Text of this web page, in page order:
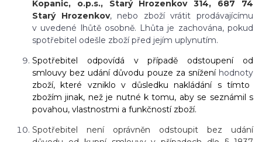
Kopanic, o.p.s., Starý Hrozenkov 314, 687 74
Starý Hrozenkov, nebo zboží vrátit prodávajícímu
v uvedené lhůtě osobně. Lhůta je zachována, pokud
spotřebitel odešle zboží před jejím uplynutím.
Spotřebitel odpovídá v případě odstoupení od
smlouvy bez udání důvodu pouze za snížení hodnoty
zboží, které vzniklo v důsledku nakládání s tímto
zbožím jinak, než je nutné k tomu, aby se seznámil s
povahou, vlastnostmi a funkčností zboží.
Spotřebitel není oprávněn odstoupit bez udání